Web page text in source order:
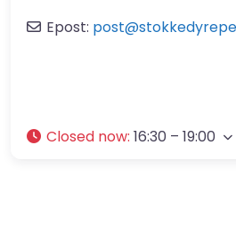
Epost: post@
Closed now: 16:30 – 19:00